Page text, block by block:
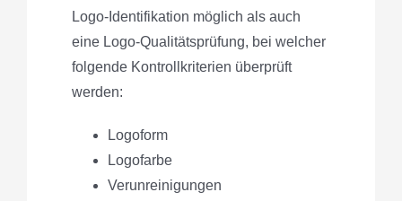
Logo-Identifikation möglich als auch
eine Logo-Qualitätsprüfung, bei welcher
folgende Kontrollkriterien überprüft
werden:
Logoform
Logofarbe
Verunreinigungen